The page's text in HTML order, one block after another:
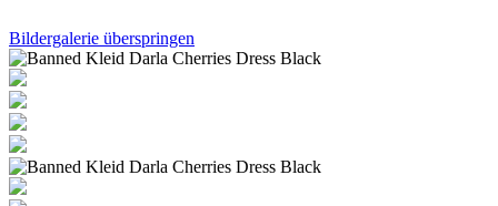
Bildergalerie überspringen